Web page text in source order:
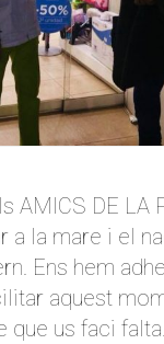
AMICS DE LA
a la mare i el
Ens hem
aquest
que us faci falta.